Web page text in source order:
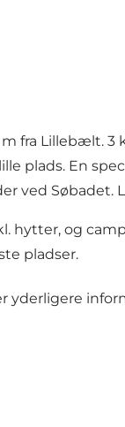
fra Lillebælt. 3
plads. En
ved Søbadet.
hytter, og
pladser.
yderligere